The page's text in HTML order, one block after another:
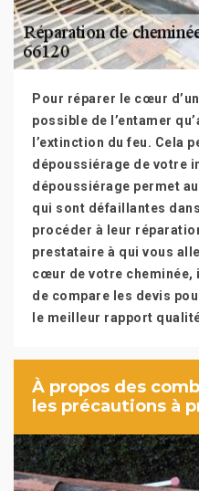
Pour réparer le cœur
possible de l’entamer
l’extinction du feu. Cela
dépoussiérage de votre
dépoussiérage permet
qui sont défaillantes
procéder à leur
prestataire à qui vous
cœur de votre
de compare les devis
le meilleur rapport
À propos des
les précautions à